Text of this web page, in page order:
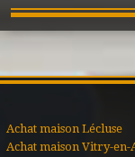
Achat maison Lécluse
Achat maison Vitry-en-